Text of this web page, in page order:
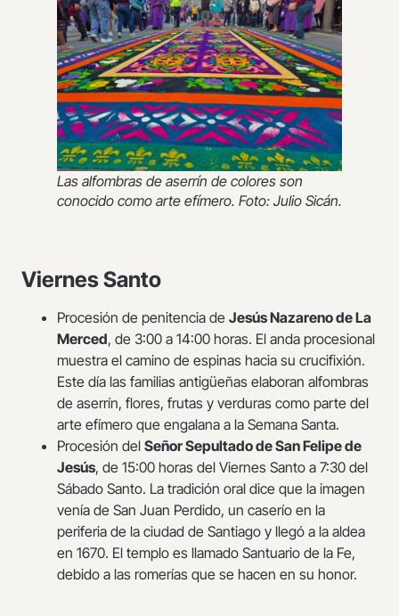
Las alfombras de aserrín de colores son
conocido como arte efímero. Foto: Julio Sicán.
Viernes Santo
Procesión de penitencia de Jesús Nazareno de La
Merced, de 3:00 a 14:00 horas. El anda procesional
muestra el camino de espinas hacia su crucifixión.
Este día las familias antigüeñas elaboran alfombras
de aserrín, flores, frutas y verduras como parte del
arte efímero que engalana a la Semana Santa.
Procesión del Señor Sepultado de San Felipe de
Jesús, de 15:00 horas del Viernes Santo a 7:30 del
Sábado Santo. La tradición oral dice que la imagen
venía de San Juan Perdido, un caserío en la
periferia de la ciudad de Santiago y llegó a la aldea
en 1670. El templo es llamado Santuario de la Fe,
debido a las romerías que se hacen en su honor.